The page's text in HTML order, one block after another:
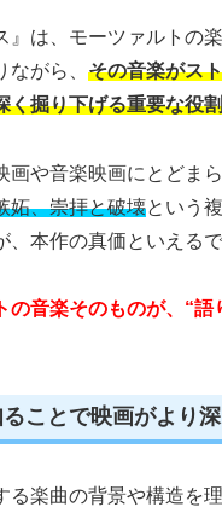
』は、モーツァルトの
ながら、 その音楽がス
く掘り下げる重要な役割
画や音楽映画にとどまら
妬、崇拝と破壊という
、本作の真価といえるで
の音楽そのものが、“語
ことで映画がより
る楽曲の背景や構造を